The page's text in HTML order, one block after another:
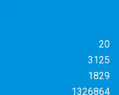
20
3125
1829
1326864